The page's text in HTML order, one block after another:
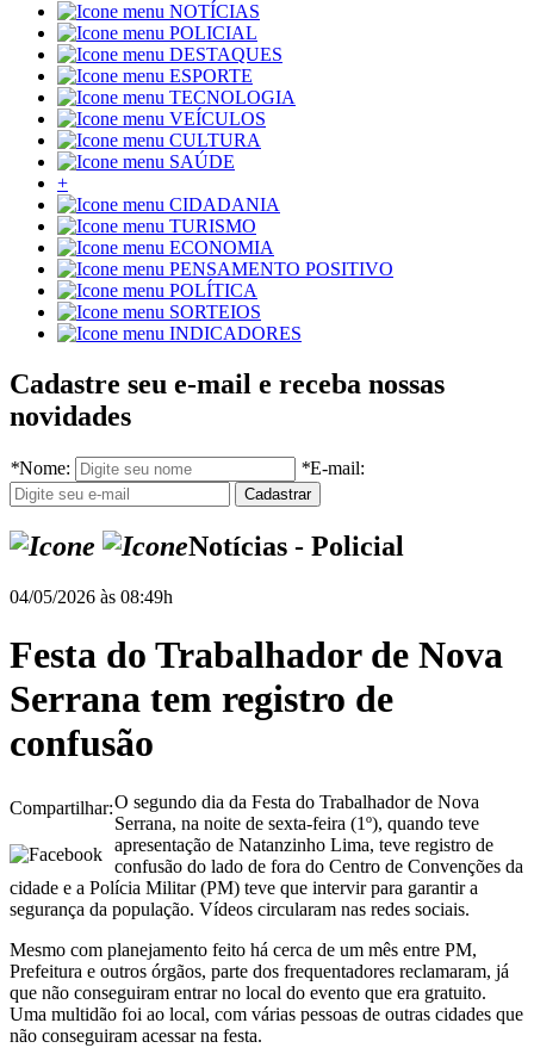
NOTÍCIAS
POLICIAL
DESTAQUES
ESPORTE
TECNOLOGIA
VEÍCULOS
CULTURA
SAÚDE
+
CIDADANIA
TURISMO
ECONOMIA
PENSAMENTO POSITIVO
POLÍTICA
SORTEIOS
INDICADORES
Cadastre seu e-mail e receba nossas
novidades
*Nome: *E-mail:
Notícias - Policial
04/05/2026 às 08:49h
Festa do Trabalhador de Nova
Serrana tem registro de
confusão
Compartilhar:O segundo dia da Festa do Trabalhador de Nova
Serrana, na noite de sexta-feira (1º), quando teve
apresentação de Natanzinho Lima, teve registro de
confusão do lado de fora do Centro de Convenções da
cidade e a Polícia Militar (PM) teve que intervir para garantir a
segurança da população. Vídeos circularam nas redes sociais.
Mesmo com planejamento feito há cerca de um mês entre PM,
Prefeitura e outros órgãos, parte dos frequentadores reclamaram, já
que não conseguiram entrar no local do evento que era gratuito.
Uma multidão foi ao local, com várias pessoas de outras cidades que
não conseguiram acessar na festa.